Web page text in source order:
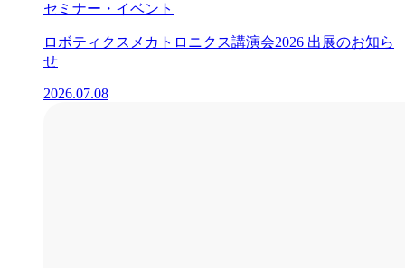
セミナー・イベント
ロボティクスメカトロニクス講演会2026 出展のお知ら
せ
2026.07.08